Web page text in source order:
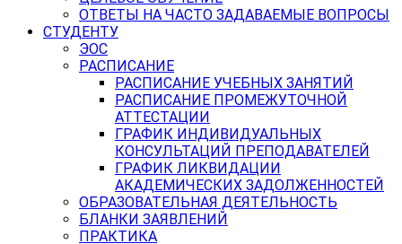
ОТВЕТЫ НА ЧАСТО ЗАДАВАЕМЫЕ ВОПРОСЫ
СТУДЕНТУ
ЭОС
РАСПИСАНИЕ
РАСПИСАНИЕ УЧЕБНЫХ ЗАНЯТИЙ
РАСПИСАНИЕ ПРОМЕЖУТОЧНОЙ
АТТЕСТАЦИИ
ГРАФИК ИНДИВИДУАЛЬНЫХ
КОНСУЛЬТАЦИЙ ПРЕПОДАВАТЕЛЕЙ
ГРАФИК ЛИКВИДАЦИИ
АКАДЕМИЧЕСКИХ ЗАДОЛЖЕННОСТЕЙ
ОБРАЗОВАТЕЛЬНАЯ ДЕЯТЕЛЬНОСТЬ
БЛАНКИ ЗАЯВЛЕНИЙ
ПРАКТИКА